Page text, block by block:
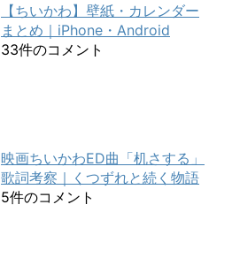
【ちいかわ】壁紙・カレンダー
まとめ｜iPhone・Android
33件のコメント
映画ちいかわED曲「机さする」
歌詞考察｜くつずれと続く物語
5件のコメント